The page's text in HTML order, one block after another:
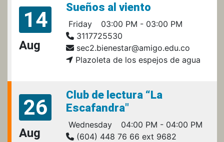
14
Aug
Sueños al viento
Friday
03:00 PM - 03:00 PM
3117725530
sec2.bienestar@amigo.edu.co
Plazoleta de los espejos de agua
26
Aug
Club de lectura “La
Escafandra"
Wednesday
04:00 PM - 04:00 PM
(604) 448 76 66 ext 9682